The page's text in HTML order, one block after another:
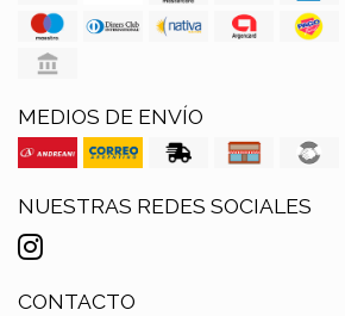
MEDIOS DE ENVÍO
NUESTRAS REDES SOCIALES
CONTACTO